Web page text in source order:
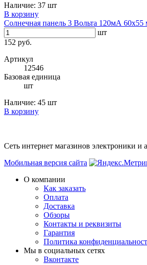
Наличие: 37 шт
В корзину
Солнечная панель 3 Вольта 120мА
шт
152 руб.
Артикул
12546
Базовая единица
шт
Наличие: 45 шт
В корзину
Сеть интернет магазинов электроники
Мобильная версия сайта
О компании
Как заказать
Оплата
Доставка
Обзоры
Контакты и реквизиты
Гарантия
Политика
Мы в cоциальных сетях
Вконтакте